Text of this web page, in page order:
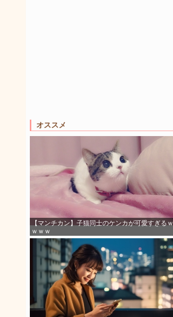
オススメ
【マンチカン】子猫同士のケンカが可愛すぎるｗ
ｗｗｗ